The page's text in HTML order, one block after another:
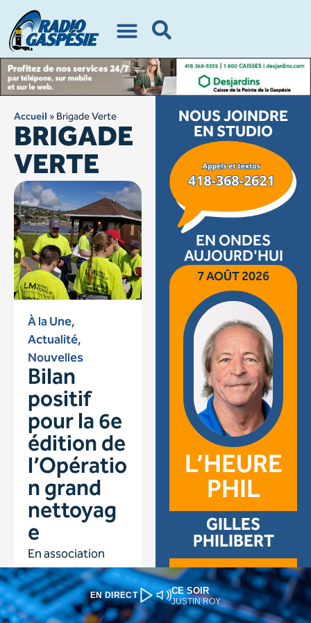
EN DIRECT CE SOIR
JUSTIN ROY